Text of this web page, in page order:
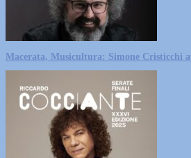
Macerata, Musicultura: Simone Cristicchi